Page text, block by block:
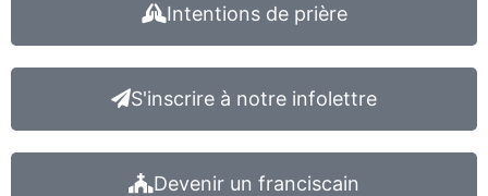
Intentions de prière
S'inscrire à notre infolettre
Devenir un franciscain